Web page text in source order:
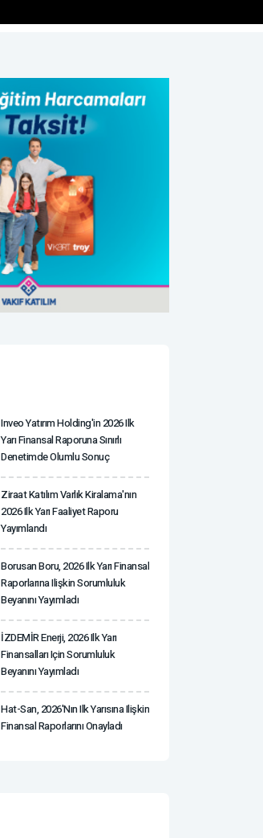
Inveo Yatırım Holding'in 2026 Ilk
Yarı Finansal Raporuna Sınırlı
Denetimde Olumlu Sonuç
Ziraat Katılım Varlık Kiralama'nın
2026 Ilk Yarı Faaliyet Raporu
Yayımlandı
Borusan Boru, 2026 Ilk Yarı Finansal
Raporlarına Ilişkin Sorumluluk
Beyanını Yayımladı
İZDEMİR Enerji, 2026 Ilk Yarı
Finansalları Için Sorumluluk
Beyanını Yayımladı
Hat-San, 2026'nın Ilk Yarısına Ilişkin
Finansal Raporlarını Onayladı